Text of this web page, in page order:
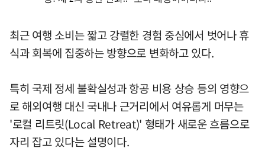
최근 여행 소비는 짧고 강렬한 경험 중심에서 벗어나 휴
식과 회복에 집중하는 방향으로 변화하고 있다.
특히 국제 정세 불확실성과 항공 비용 상승 등의 영향으
로 해외여행 대신 국내나 근거리에서 여유롭게 머무는
'로컬 리트릿(Local Retreat)' 형태가 새로운 흐름으로
자리 잡고 있다는 설명이다.